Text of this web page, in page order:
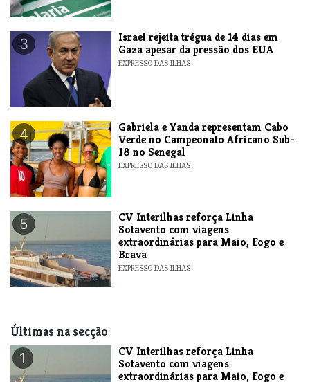
3
​Israel rejeita trégua de 14 dias em
Gaza apesar da pressão dos EUA
EXPRESSO DAS ILHAS
4
Gabriela e Yanda representam Cabo
Verde no Campeonato Africano Sub-
18 no Senegal
EXPRESSO DAS ILHAS
5
​CV Interilhas reforça Linha
Sotavento com viagens
extraordinárias para Maio, Fogo e
Brava
EXPRESSO DAS ILHAS
Últimas na secção
1
​CV Interilhas reforça Linha
Sotavento com viagens
extraordinárias para Maio, Fogo e